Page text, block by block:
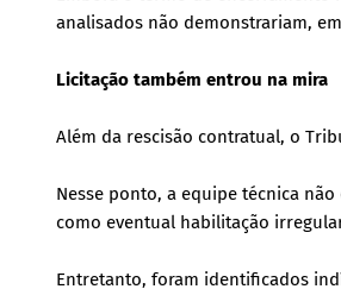
analisados não demonstrariam,
Licitação também entrou na mira
Além da rescisão contratual, o
Nesse ponto, a equipe técnica
como eventual habilitação
Entretanto, foram identificados